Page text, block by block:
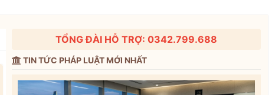
TỔNG ĐÀI HỖ TRỢ: 0342.799.688
TIN TỨC PHÁP LUẬT MỚI NHẤT